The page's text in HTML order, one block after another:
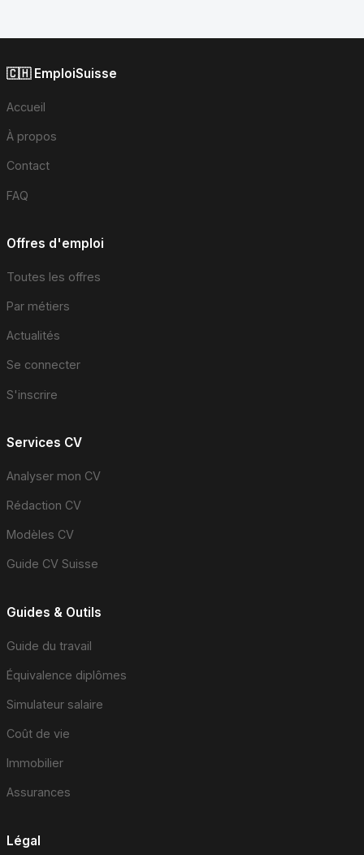
🇨🇭 EmploiSuisse
Accueil
À propos
Contact
FAQ
Offres d'emploi
Toutes les offres
Par métiers
Actualités
Se connecter
S'inscrire
Services CV
Analyser mon CV
Rédaction CV
Modèles CV
Guide CV Suisse
Guides & Outils
Guide du travail
Équivalence diplômes
Simulateur salaire
Coût de vie
Immobilier
Assurances
Légal